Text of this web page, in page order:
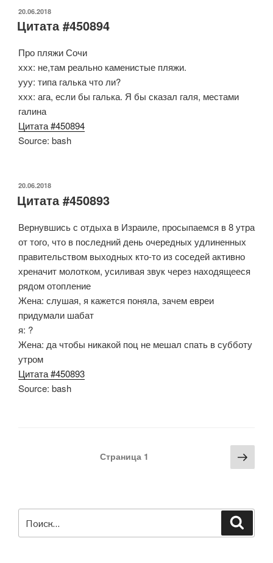
ОПУБЛИКОВАНО
20.06.2018
Цитата #450894
Про пляжи Сочи
ххх: не,там реально каменистые пляжи.
ууу: типа галька что ли?
ххх: ага, если бы галька. Я бы сказал галя, местами
галина
Цитата #450894
Source: bash
ОПУБЛИКОВАНО
20.06.2018
Цитата #450893
Вернувшись с отдыха в Израиле, просыпаемся в 8 утра
от того, что в последний день очередных удлиненных
правительством выходных кто-то из соседей активно
хреначит молотком, усиливая звук через находящееся
рядом отопление
Жена: слушая, я кажется поняла, зачем евреи
придумали шабат
я: ?
Жена: да чтобы никакой поц не мешал спать в субботу
утром
Цитата #450893
Source: bash
Страница 1